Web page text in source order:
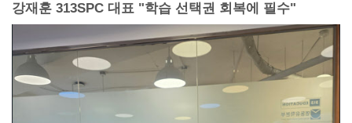
강재훈 313SPC 대표 "학습 선택권 회복에 필수"